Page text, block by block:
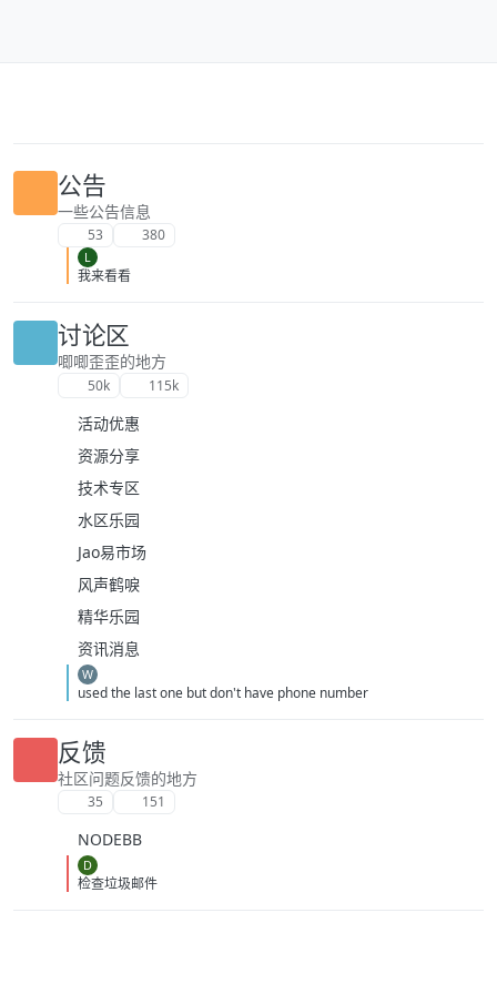
公告
一些公告信息
53 380
L
我来看看
讨论区
唧唧歪歪的地方
50k 115k
活动优惠
资源分享
技术专区
水区乐园
Jao易市场
风声鹤唳
精华乐园
资讯消息
W
used the last one but don't have phone number
反馈
社区问题反馈的地方
35 151
NODEBB
D
检查垃圾邮件